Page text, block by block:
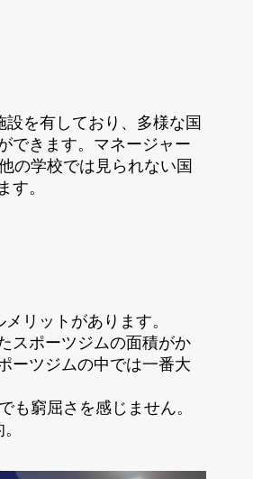
を有しており、多様な国
できます。マネージャー
の学校では見られない国
。
リットがあります。
スポーツジムの面積がか
ーツジムの中では一番大
も窮屈さを感じません。